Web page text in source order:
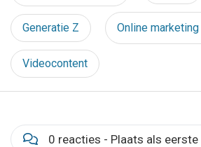
Generatie Z Online marketing
Videocontent
0 reacties - Plaats als eerste